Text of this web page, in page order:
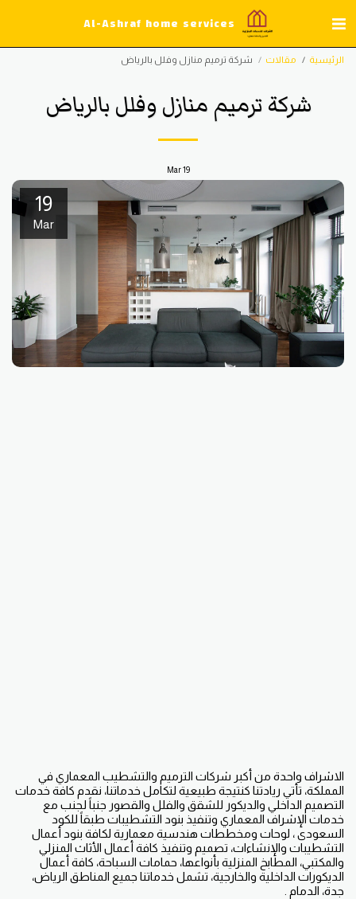
Al-Ashraf home services
الرئيسية مقالات شركة ترميم منازل وفلل بالرياض
شركة ترميم منازل وفلل بالرياض
19
Mar
19
Mar
الاشراف واحدة من أكبر شركات الترميم والتشطيب المعماري في
المملكة، تأتي ريادتنا كنتيجة طبيعية لتكامل خدماتنا، نقدم كافة خدمات
التصميم الداخلي والديكور للشقق والفلل والقصور جنباً لجنب مع
خدمات الإشراف المعماري وتنفيذ بنود التشطيبات طبقاً للكود
السعودى ، لوحات ومخططات هندسية معمارية لكافة بنود أعمال
التشطيبات والإنشاءات، تصميم وتنفيذ كافة أعمال الأثاث المنزلي
والمكتبي، المطابخ المنزلية بأنواعها، حمامات السباحة، كافة أعمال
الديكورات الداخلية والخارجية، تشمل خدماتنا جميع المناطق الرياض،
جدة، الدمام .